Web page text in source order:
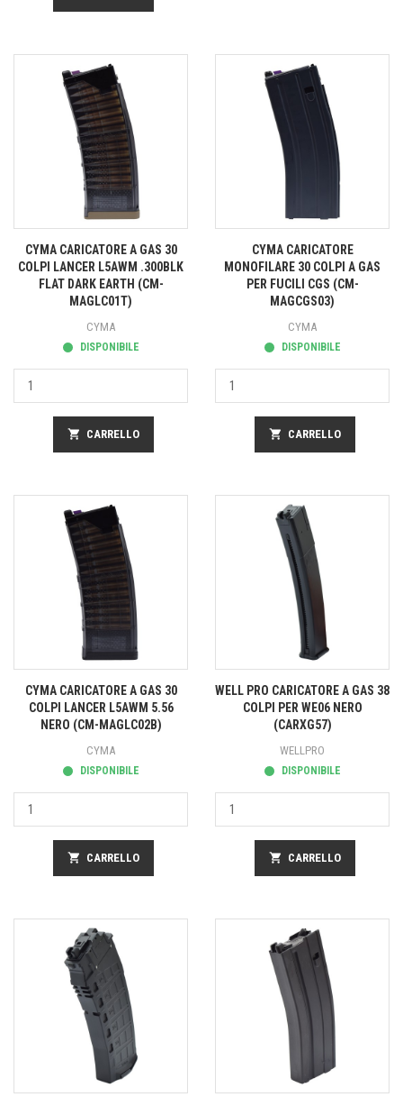
CYMA CARICATORE A GAS 30
COLPI LANCER L5AWM .300BLK
FLAT DARK EARTH (CM-
MAGLC01T)
CYMA
DISPONIBILE
shopping_cart CARRELLO
CYMA CARICATORE
MONOFILARE 30 COLPI A GAS
PER FUCILI CGS (CM-
MAGCGS03)
CYMA
DISPONIBILE
shopping_cart CARRELLO
CYMA CARICATORE A GAS 30
COLPI LANCER L5AWM 5.56
NERO (CM-MAGLC02B)
CYMA
DISPONIBILE
shopping_cart CARRELLO
WELL PRO CARICATORE A GAS 38
COLPI PER WE06 NERO
(CARXG57)
WELLPRO
DISPONIBILE
shopping_cart CARRELLO